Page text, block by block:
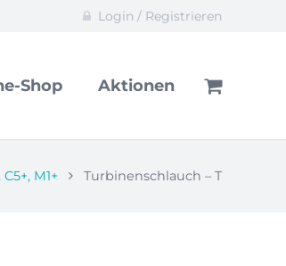
Login / Registrieren
Shop Aktionen
C5+, M1+ Turbinenschlauch – T